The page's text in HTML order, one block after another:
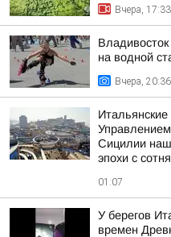
Вчера, 17:33
на водной
Вчера, 20:36
Управлением
Сицилии
эпохи с
01:07
У берегов
времен